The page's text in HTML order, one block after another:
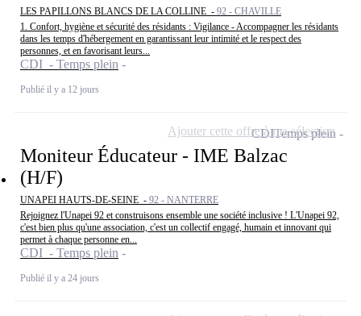
LES PAPILLONS BLANCS DE LA COLLINE - 92 - CHAVILLE
1. Confort, hygiène et sécurité des résidants : Vigilance - Accompagner les résidants
dans les temps d'hébergement en garantissant leur intimité et le respect des
personnes, et en favorisant leurs...
CDI - Temps plein
Publié il y a 12 jours
Moniteur Éducateur - IME Balzac
(H/F)
UNAPEI HAUTS-DE-SEINE - 92 - NANTERRE
Rejoignez l'Unapei 92 et construisons ensemble une société inclusive ! L'Unapei 92,
c'est bien plus qu'une association, c'est un collectif engagé, humain et innovant qui
permet à chaque personne en...
CDI - Temps plein
Publié il y a 24 jours
CDITemps plein
Ajouter cette offre à ma sélection